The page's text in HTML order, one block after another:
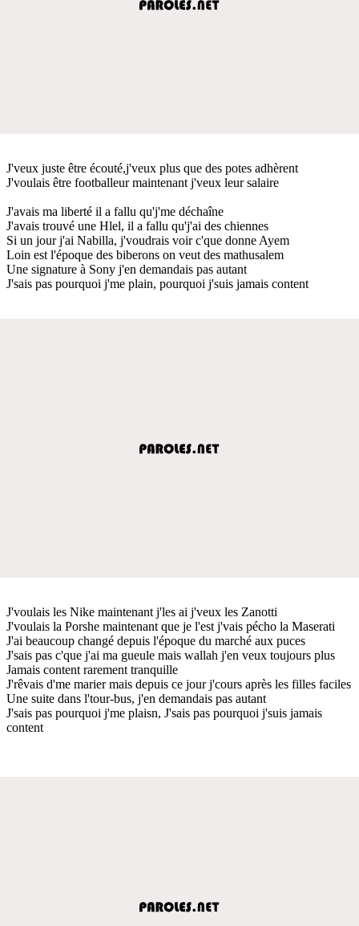
J'veux juste être écouté,j'veux plus que des potes adhèrent
J'voulais être footballeur maintenant j'veux leur salaire
J'avais ma liberté il a fallu qu'j'me déchaîne
J'avais trouvé une Hlel, il a fallu qu'j'ai des chiennes
Si un jour j'ai Nabilla, j'voudrais voir c'que donne Ayem
Loin est l'époque des biberons on veut des mathusalem
Une signature à Sony j'en demandais pas autant
J'sais pas pourquoi j'me plain, pourquoi j'suis jamais content
J'voulais les Nike maintenant j'les ai j'veux les Zanotti
J'voulais la Porshe maintenant que je l'est j'vais pécho la Maserati
J'ai beaucoup changé depuis l'époque du marché aux puces
J'sais pas c'que j'ai ma gueule mais wallah j'en veux toujours plus
Jamais content rarement tranquille
J'rêvais d'me marier mais depuis ce jour j'cours après les filles faciles
Une suite dans l'tour-bus, j'en demandais pas autant
J'sais pas pourquoi j'me plaisn, J'sais pas pourquoi j'suis jamais
content